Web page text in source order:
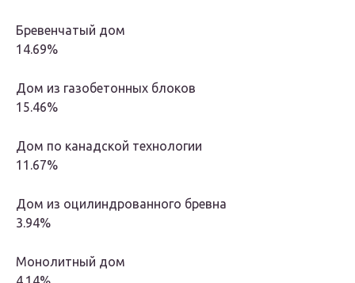
Бревенчатый дом
14.69%
Дом из газобетонных блоков
15.46%
Дом по канадской технологии
11.67%
Дом из оцилиндрованного бревна
3.94%
Монолитный дом